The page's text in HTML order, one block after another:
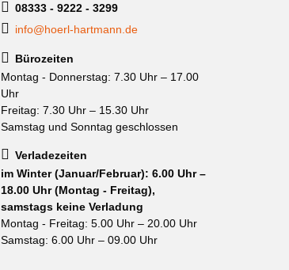
08333 - 9222 - 3299
info@hoerl-hartmann.de
Bürozeiten
Montag - Donnerstag: 7.30 Uhr – 17.00
Uhr
Freitag: 7.30 Uhr – 15.30 Uhr
Samstag und Sonntag geschlossen
Verladezeiten
im Winter (Januar/Februar): 6.00 Uhr –
18.00 Uhr (Montag - Freitag),
samstags keine Verladung
Montag - Freitag: 5.00 Uhr – 20.00 Uhr
Samstag: 6.00 Uhr – 09.00 Uhr